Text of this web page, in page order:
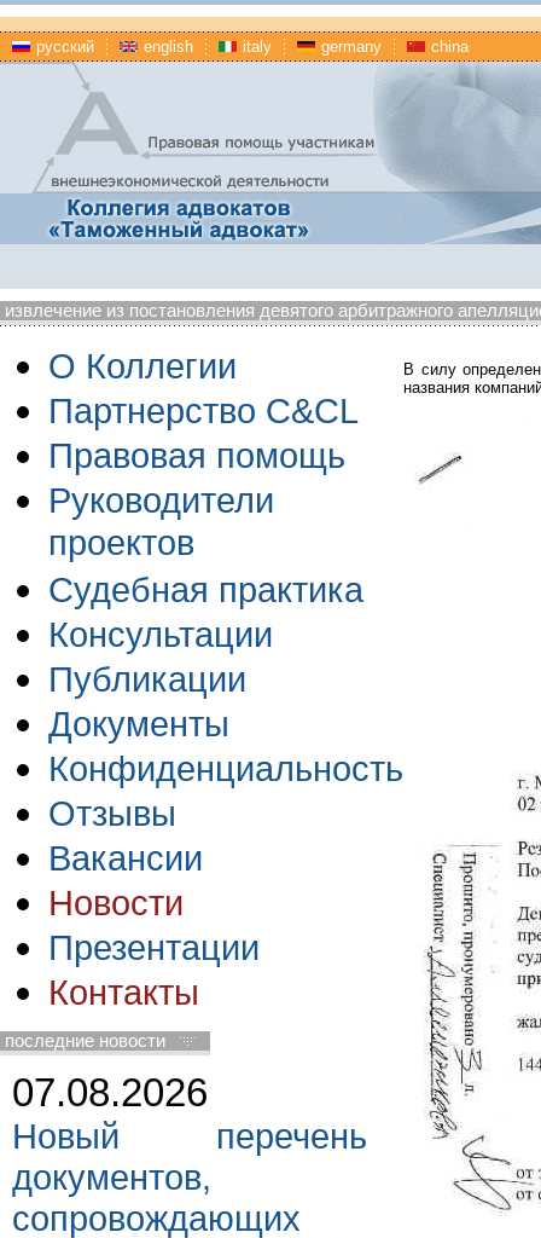
русский english italy germany china
извлечение из постановления девятого арбитражного
О Коллегии
Партнерство C&CL
Правовая помощь
Руководители
проектов
Судебная практика
Консультации
Публикации
Документы
Конфиденциальность
Отзывы
Вакансии
Новости
Презентации
Контакты
последние новости
07.08.2026
Новый перечень
документов,
сопровождающих
В силу
названия